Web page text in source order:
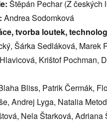
Štěpán Pechar (Z českých
Andrea Sodomková
tvorba loutek,
Šárka Sedláková, Marek
Krištof Pochman,
Bliss, Patrik Čermák,
Andrej Lyga, Natalia
Nela Štarková, Adriana